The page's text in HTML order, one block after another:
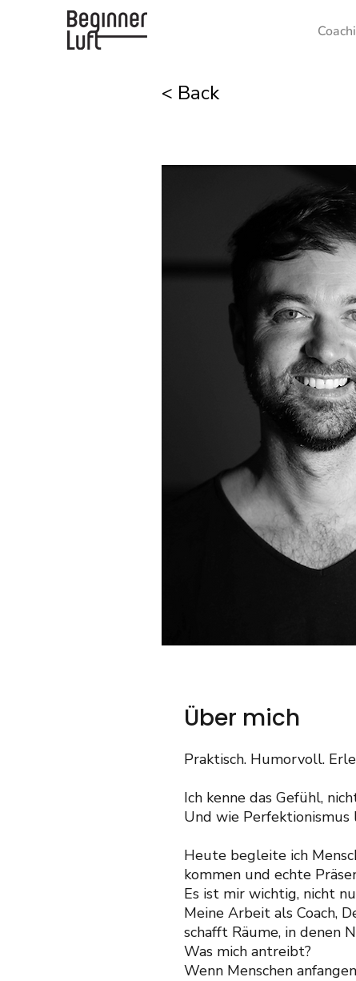
< Back
Über mich
Praktisch. Humorvoll.
Ich kenne das Gefühl,
Und wie Perfektionismus
Heute begleite ich
kommen und echte
Es ist mir wichtig, nicht
Meine Arbeit als Coach,
schafft Räume, in denen
Was mich antreibt?
Wenn Menschen